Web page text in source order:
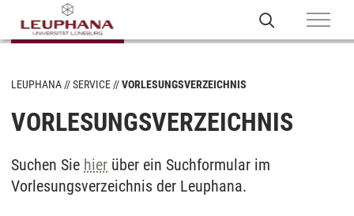
LEUPHANA SERVICE VORLESUNGSVERZEICHNIS
VORLESUNGSVERZEICHNIS
Suchen Sie hier über ein Suchformular im
Vorlesungsverzeichnis der Leuphana.